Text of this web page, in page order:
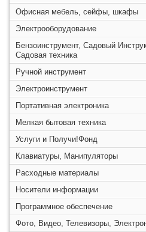
Офисная мебель, сейфы, шкафы
Электрооборудование
Бензоинструмент, Садовый
Садовая техника
Ручной инструмент
Электроинструмент
Портативная электроника
Мелкая бытовая техника
Услуги и Получи!Фонд
Клавиатуры, Манипуляторы
Расходные материалы
Носители информации
Программное обеспечение
Фото, Видео, Телевизоры,